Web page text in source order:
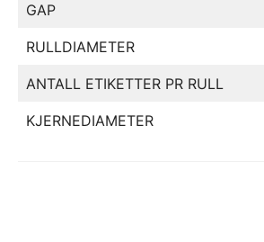
GAP
RULLDIAMETER
ANTALL ETIKETTER PR RULL
KJERNEDIAMETER